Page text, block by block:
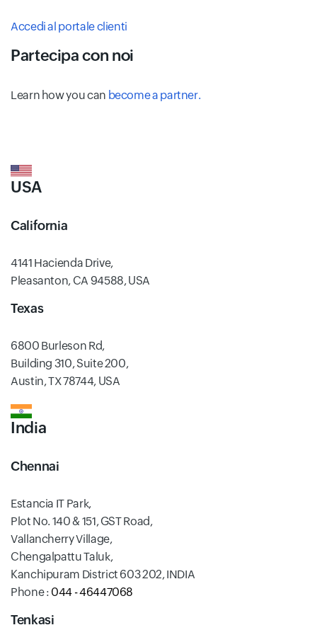
Accedi al portale clienti
Partecipa con noi
Learn how you can become a partner.
USA
California
4141 Hacienda Drive,
Pleasanton, CA 94588, USA
Texas
6800 Burleson Rd,
Building 310, Suite 200,
Austin, TX 78744, USA
India
Chennai
Estancia IT Park,
Plot No. 140 & 151, GST Road,
Vallancherry Village,
Chengalpattu Taluk,
Kanchipuram District 603 202, INDIA
Phone : 044 - 46447068
Tenkasi